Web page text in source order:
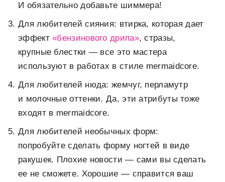
И обязательно добавьте шиммера!
Для любителей сияния: втирка, которая дает
эффект«бензинового дрипа», стразы,
крупные блестки — все это мастера
используют в работах в стиле mermaidcore.
Для любителей нюда: жемчуг, перламутр
и молочные оттенки. Да, эти атрибуты тоже
входят в mermaidcore.
Для любителей необычных форм:
попробуйте сделать форму ногтей в виде
ракушек. Плохие новости — сами вы сделать
ее не сможете. Хорошие — справится ваш